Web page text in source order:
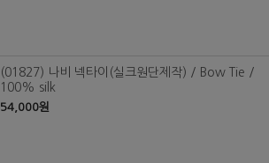
(01827) 나비 넥타이(실크원단제작) / Bow Tie /
100% silk
54,000원